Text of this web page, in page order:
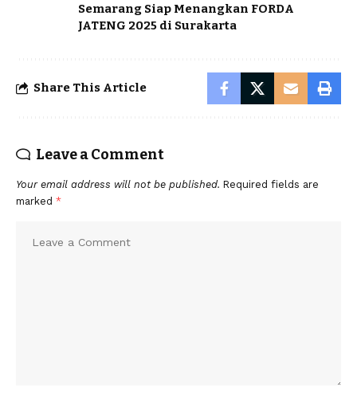
Semarang Siap Menangkan FORDA
JATENG 2025 di Surakarta
Share This Article
Leave a Comment
Your email address will not be published. Required fields are
marked *